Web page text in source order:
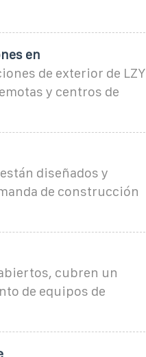
en
de exterior de LZY
y centros de
diseñados y
de construcción
cubren un
de equipos de